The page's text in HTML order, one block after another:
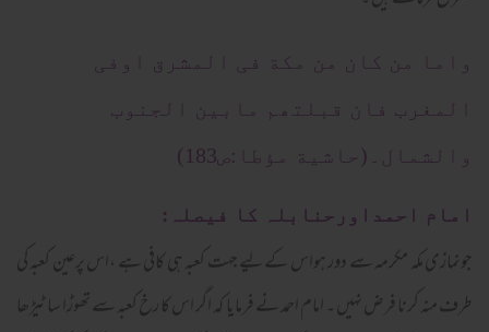
واما من کان من مکة فی المشرق اوفی
المغرب فان قبلتھم مابین الجنوب
والشمال۔(حاشیة مؤطا:ص183)
امام احمداورحنابلہ کا فیصلہ:
جونمازی مکہ مکرمہ سے دور ہواس کےلیے جہت کعبہ ہی کافی ہے ،اس پرعین کعبہ کی
طرف منہ کرنا فرض نہیں ۔ امام احمد نے فرمایا کہ اگر اس کا رخ کعبہ سے تھوڑا سا ٹیڑھا